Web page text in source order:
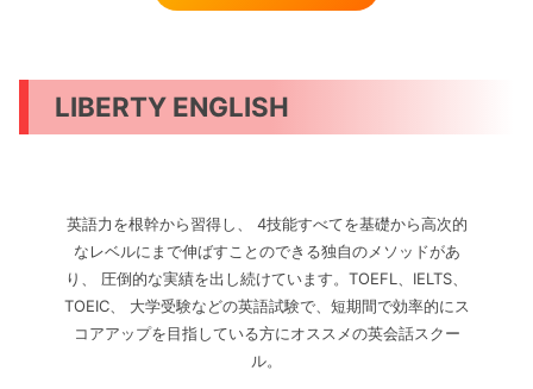
LIBERTY ENGLISH
英語力を根幹から習得し、 4技能すべてを基礎から高次的
なレベルにまで伸ばすことのできる独自のメソッドがあ
り、 圧倒的な実績を出し続けています。TOEFL、IELTS、
TOEIC、 大学受験などの英語試験で、短期間で効率的にス
コアアップを目指している方にオススメの英会話スクー
ル。